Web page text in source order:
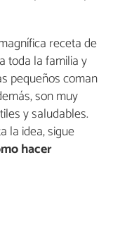
receta de
toda la familia y
pequeños coman
son muy
y saludables.
la idea, sigue
hacer